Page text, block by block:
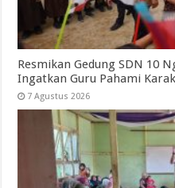
Resmikan Gedung SDN 10
Ingatkan Guru Pahami
7 Agustus 2026